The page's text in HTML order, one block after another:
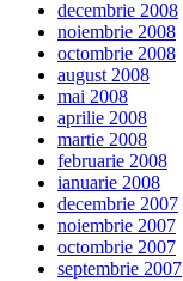
decembrie 2008
noiembrie 2008
octombrie 2008
august 2008
mai 2008
aprilie 2008
martie 2008
februarie 2008
ianuarie 2008
decembrie 2007
noiembrie 2007
octombrie 2007
septembrie 2007